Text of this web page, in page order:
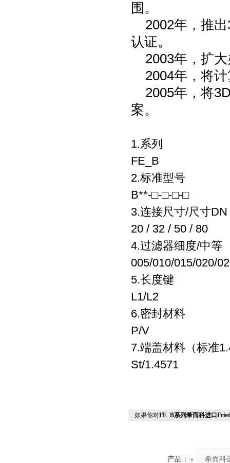
围。
2002年，推出
认证。
2003年，扩
2004年，将
2005年，将
案。
1.系列
FE_B
2.标准型号
B**-□-□-□-□
3.连接尺寸/尺寸DN
20 / 32 / 50 / 80
4.过滤器细度/中等
005/010/015/020/
5.长度键
L1/L2
6.密封材料
P/V
7.端盖材料（标准
St/1.4571
如果你对FE_B系列希而科进口
产品：